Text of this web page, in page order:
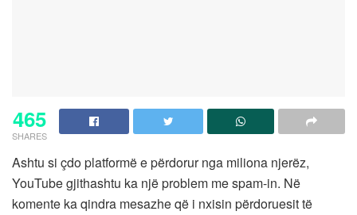
465
SHARES
Ashtu si çdo platformë e përdorur nga miliona njerëz,
YouTube gjithashtu ka një problem me spam-in. Në
komente ka qindra mesazhe që i nxisin përdoruesit të